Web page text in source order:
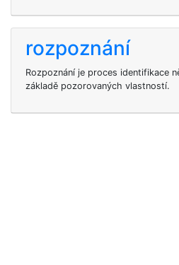
rozpoznání
Rozpoznání je proces identifikace
základě pozorovaných vlastností.